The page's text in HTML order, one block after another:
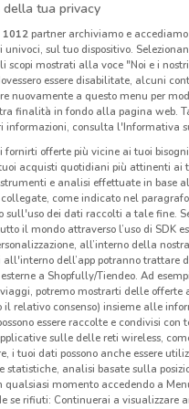
Conad City
Scade mercoledì 7.6 km
NUOVO
Crai
Scade il 19/08 772 m
della tua privacy
1012partner archiviamo e
sul tuo dispositivo.
scopi mostrati alla voce "Noi e i
essere disabilitate, alcuni
nuovamente a questo menu per
finalità in fondo alla pagina web.
informazioni, consulta l'Informativa
fornirti offerte più vicine ai tuoi
acquisti quotidiani più attinenti ai
e analisi effettuate in
come indicato nel
sull'uso dei dati raccolti a tale fine.
il mondo attraverso l’uso di SDK
all’interno della
all'interno dell’app potranno
a Shopfully/Tiendeo. Ad
potremo mostrarti delle offerte
il relativo consenso) insieme alle
essere raccolte e condivisi
sulle delle reti wireless,
i tuoi dati possono anche essere
statistiche, analisi basate sulla
qualsiasi momento accedendo a
se rifiuti: Continuerai a